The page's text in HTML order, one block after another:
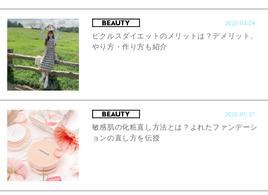
2022.03.24
ピクルスダイエットのメリットは？デメリット、
やり方・作り方も紹介
2020.01.27
敏感肌の化粧直し方法とは？よれたファンデーシ
ョンの直し方を伝授